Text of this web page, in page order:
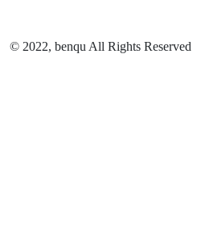
© 2022, benqu All Rights Reserved